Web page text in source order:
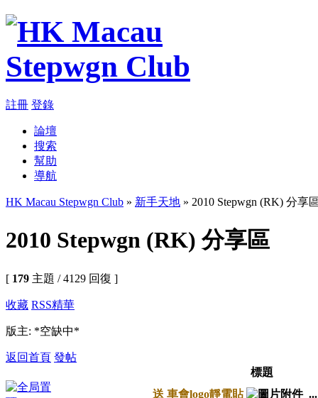
註冊 登錄
論壇
搜索
幫助
導航
HK Macau Stepwgn Club » 新手天地 » 2010 Stepwgn (RK) 分享
2010 Stepwgn (RK) 分享區
[ 179 主題 / 4129 回復 ]
收藏 RSS精華
版主: *空缺中*
返回首頁 發帖
標題
送 車會logo靜電貼